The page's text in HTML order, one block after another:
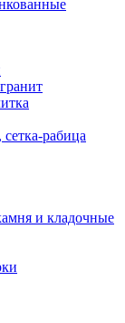
рабица
и кладочные